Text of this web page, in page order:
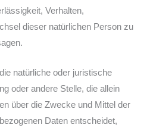
Verhalten,
dieser natürlichen Person zu
natürliche oder juristische
oder andere Stelle, die allein
über die Zwecke und Mittel der
Daten entscheidet,